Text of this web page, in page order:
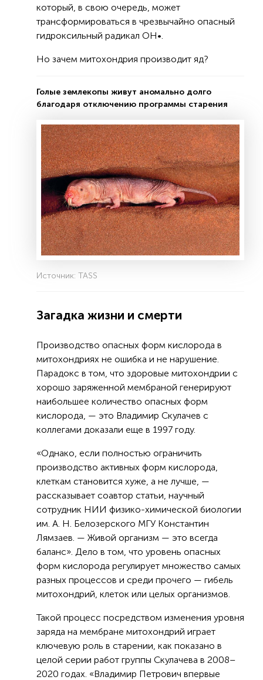
который, в свою очередь, может
трансформироваться в чрезвычайно опасный
гидроксильный радикал OH•.
Но зачем митохондрия производит яд?
Голые землекопы живут аномально долго
благодаря отключению программы старения
Источник: TASS
Загадка жизни и смерти
Производство опасных форм кислорода в
митохондриях не ошибка и не нарушение.
Парадокс в том, что здоровые митохондрии с
хорошо заряженной мембраной генерируют
наибольшее количество опасных форм
кислорода, — это Владимир Скулачев с
коллегами доказали еще в 1997 году.
«Однако, если полностью ограничить
производство активных форм кислорода,
клеткам становится хуже, а не лучше, —
рассказывает соавтор статьи, научный
сотрудник НИИ физико-химической биологии
им. А. Н. Белозерского МГУ Константин
Лямзаев. — Живой организм — это всегда
баланс». Дело в том, что уровень опасных
форм кислорода регулирует множество самых
разных процессов и среди прочего — гибель
митохондрий, клеток или целых организмов.
Такой процесс посредством изменения уровня
заряда на мембране митохондрий играет
ключевую роль в старении, как показано в
целой серии работ группы Скулачева в 2008–
2020 годах. «Владимир Петрович впервые